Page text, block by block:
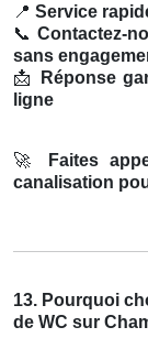
📍 Service
📞 Contactez-
sans
📩
Réponse
ligne
🚀
Faites
canalisation
13. Pourquoi
de WC sur